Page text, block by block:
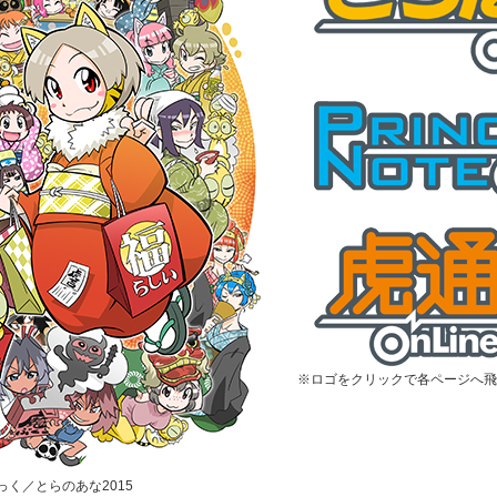
く／とらのあな2015
※ロゴをクリックで各ページへ